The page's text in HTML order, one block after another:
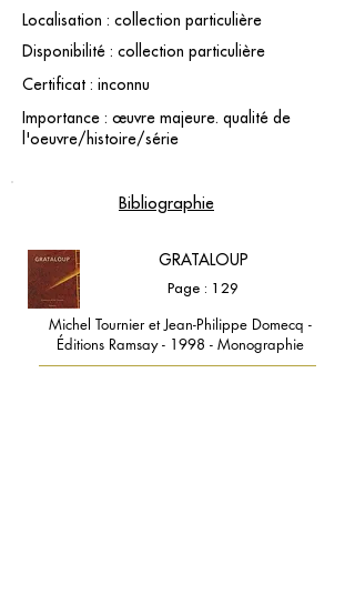
Localisation : collection particulière
Disponibilité : collection particulière
Certificat : inconnu
Importance : œuvre majeure. qualité de
l'oeuvre/histoire/série
Bibliographie
GRATALOUP
Page : 129
Michel Tournier et Jean-Philippe Domecq -
Éditions Ramsay - 1998 - Monographie